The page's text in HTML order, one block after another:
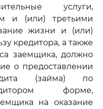
услуги,
и (или) третьими
жизни и (или)
кредитора, а также
заемщика, должно
о предоставлении
(займа) по
форме,
на оказание